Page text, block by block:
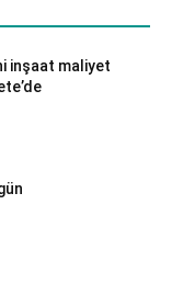
inşaat maliyet